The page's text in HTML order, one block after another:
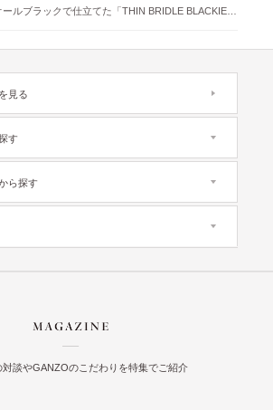
見る
す
ら探す
対談やGANZOのこだわりを特集でご紹介